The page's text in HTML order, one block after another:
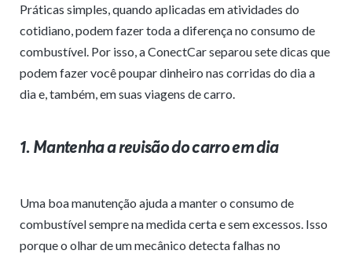
Práticas simples, quando aplicadas em atividades do
cotidiano, podem fazer toda a diferença no consumo de
combustível. Por isso, a ConectCar separou sete dicas que
podem fazer você poupar dinheiro nas corridas do dia a
dia e, também, em suas viagens de carro.
1. Mantenha a revisão do carro em dia
Uma boa manutenção ajuda a manter o consumo de
combustível sempre na medida certa e sem excessos. Isso
porque o olhar de um mecânico detecta falhas no